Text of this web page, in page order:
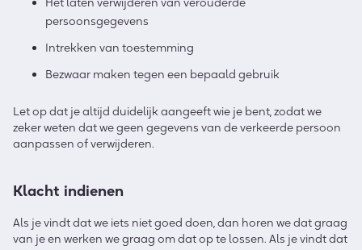
persoonsgegevens
Intrekken van toestemming
Bezwaar maken tegen een bepaald gebruik
Let op dat je altijd duidelijk aangeeft wie je bent, zodat we
zeker weten dat we geen gegevens van de verkeerde persoon
aanpassen of verwijderen.
Klacht indienen
Als je vindt dat we iets niet goed doen, dan horen we dat graag
van je en werken we graag om dat op te lossen. Als je vindt dat